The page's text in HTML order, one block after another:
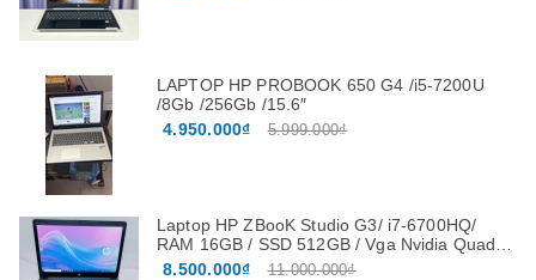
LAPTOP HP PROBOOK 650 G4 /i5-7200U
/8Gb /256Gb /15.6″
4.950.000₫
5.999.000₫
Laptop HP ZBooK Studio G3/ i7-6700HQ/
RAM 16GB / SSD 512GB / Vga Nvidia Quadro
M1000M 4G màn 15.6”FHD
8.500.000₫ 11.000.000₫